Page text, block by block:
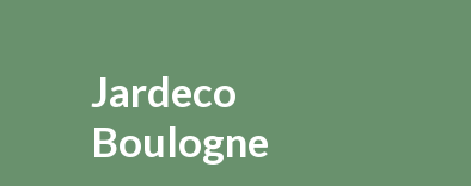
Jardeco
Boulogne